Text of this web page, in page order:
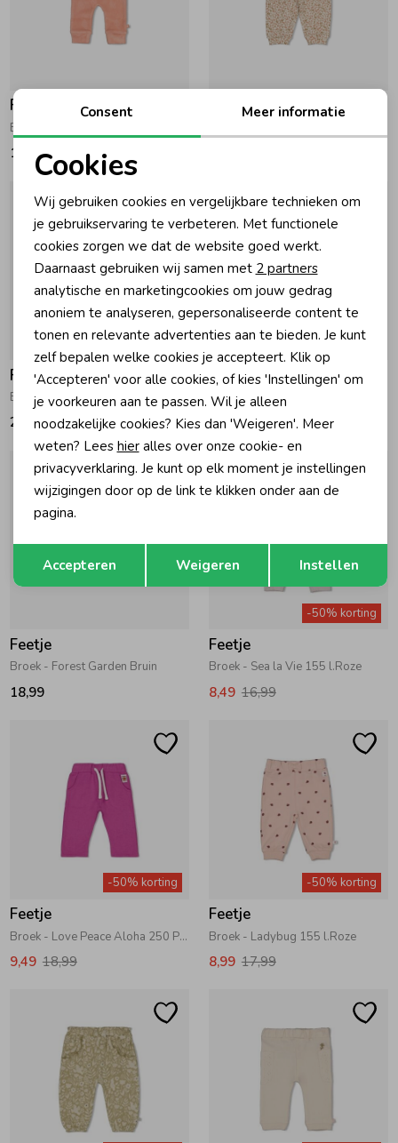
Feetje
16,99
Feetje
Feetje
Broek - Forest Garden Roze
21,99
Feetje
Broek AOP - Forest Garden Zand
19,99
Feetje
Broek - Forest Garden Bruin
18,99
-50% korting
Feetje
Broek - Sea la Vie 155 l.Roze
8,49 16,99
-50% korting
Feetje
Broek - Love Peace Aloha 250 Paars
9,49 18,99
-50% korting
Feetje
Broek - Ladybug 155 l.Roze
8,99 17,99
Noodzakelijke cookies
Personalisatie cookies
Analytische cookies
Marketing cookies
Opslaan
Consent Meer informatie
Cookies
Wij gebruiken cookies en vergelijkbare technieken om
je gebruikservaring te verbeteren. Met functionele
cookies zorgen we dat de website goed werkt.
Daarnaast gebruiken wij samen met 2 partners
analytische en marketingcookies om jouw gedrag
anoniem te analyseren, gepersonaliseerde content te
tonen en relevante advertenties aan te bieden. Je kunt
zelf bepalen welke cookies je accepteert. Klik op
'Accepteren' voor alle cookies, of kies 'Instellingen' om
je voorkeuren aan te passen. Wil je alleen
noodzakelijke cookies? Kies dan 'Weigeren'. Meer
weten? Lees hieralles over onze cookie- en
privacyverklaring. Je kunt op elk moment je instellingen
wijzigingen door op de link te klikken onder aan de
pagina.
Accepteren Weigeren Instellen